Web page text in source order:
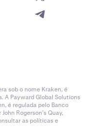
sob o nome Kraken, é
A Payward Global Solutions
é regulada pelo Banco
Rogerson’s Quay,
as políticas e